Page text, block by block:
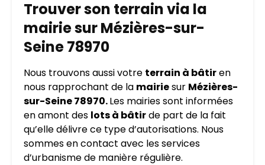
Trouver son terrain via la
mairie sur Mézières-sur-
Seine 78970
Nous trouvons aussi votre terrain à bâtiren
nous rapprochant de la mairiesur Mézières-
sur-Seine 78970.Les mairies sont informées
en amont des lots à bâtirde part de la fait
qu’elle délivre ce type d’autorisations. Nous
sommes en contact avec les services
d’urbanisme de manière régulière.